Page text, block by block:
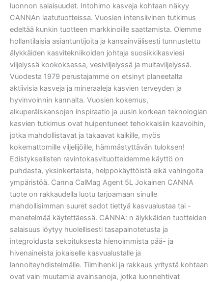
luonnon salaisuudet. Intohimo kasveja kohtaan näkyy
CANNAn laatutuotteissa. Vuosien intensiivinen tutkimus
edeltää kunkin tuotteen markkinoille saattamista. Olemme
hollantilaisia ​​asiantuntijoita ja kansainvälisesti tunnustettu
älykkäiden kasvitekniikoiden johtaja suosikkikasviesi
viljelyssä kookoksessa, vesiviljelyssä ja multaviljelyssä.
Vuodesta 1979 perustajamme on etsinyt planeetalta
aktiivisia kasveja ja mineraaleja kasvien terveyden ja
hyvinvoinnin kannalta. Vuosien kokemus,
alkuperäiskansojen inspiraatio ja uusin korkean teknologian
kasvien tutkimus ovat huipentuneet tehokkaisiin kaavoihin,
jotka mahdollistavat ja takaavat kaikille, myös
kokemattomille viljelijöille, hämmästyttävän tuloksen!
Edistyksellisten ravintokasvituotteidemme käyttö on
puhdasta, yksinkertaista, helppokäyttöistä eikä vahingoita
ympäristöä. Canna CalMag Agent 5L Jokainen CANNA
tuote on rakkaudella luotu tarjoamaan sinulle
mahdollisimman suuret sadot tiettyä kasvualustaa tai -
menetelmää käytettäessä. CANNA: n älykkäiden tuotteiden
salaisuus löytyy huolellisesti tasapainotetusta ja
integroidusta sekoituksesta hienoimmista pää- ja
hivenaineista jokaiselle kasvualustalle ja
lannoiteyhdistelmälle. Tiimihenki ja rakkaus yritystä kohtaan
ovat vain muutamia avainsanoja, jotka luonnehtivat